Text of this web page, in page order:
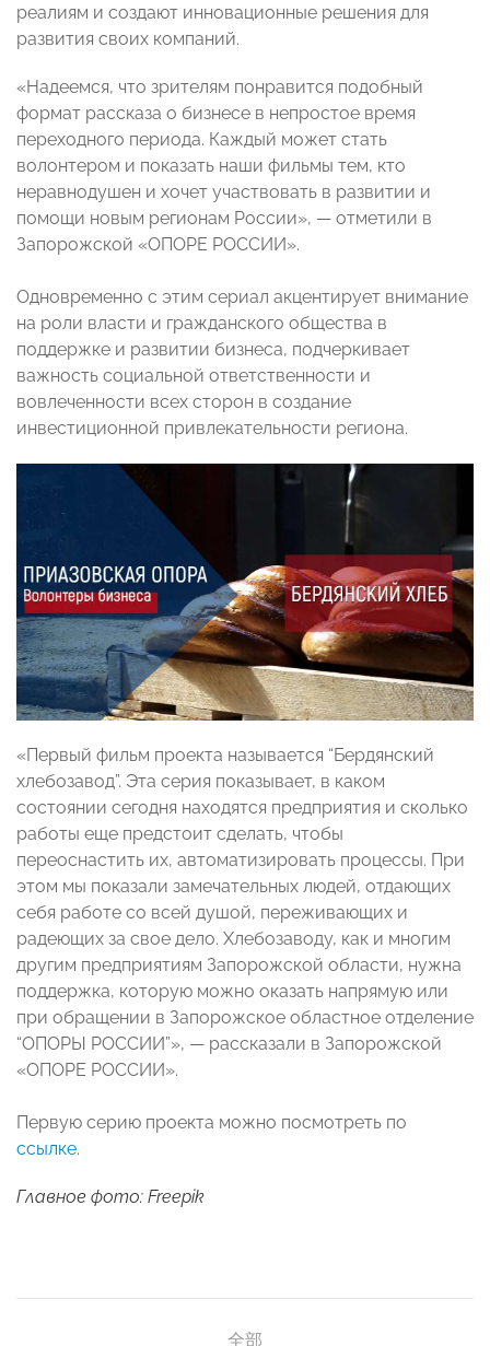
реалиям и создают инновационные решения для
развития своих компаний.
«Надеемся, что зрителям понравится подобный
формат рассказа о бизнесе в непростое время
переходного периода. Каждый может стать
волонтером и показать наши фильмы тем, кто
неравнодушен и хочет участвовать в развитии и
помощи новым регионам России», — отметили в
Запорожской «ОПОРЕ РОССИИ».
Одновременно с этим сериал акцентирует внимание
на роли власти и гражданского общества в
поддержке и развитии бизнеса, подчеркивает
важность социальной ответственности и
вовлеченности всех сторон в создание
инвестиционной привлекательности региона.
«Первый фильм проекта называется “Бердянский
хлебозавод”. Эта серия показывает, в каком
состоянии сегодня находятся предприятия и сколько
работы еще предстоит сделать, чтобы
переоснастить их, автоматизировать процессы. При
этом мы показали замечательных людей, отдающих
себя работе со всей душой, переживающих и
радеющих за свое дело. Хлебозаводу, как и многим
другим предприятиям Запорожской области, нужна
поддержка, которую можно оказать напрямую или
при обращении в Запорожское областное отделение
“ОПОРЫ РОССИИ”», — рассказали в Запорожской
«ОПОРЕ РОССИИ».
Первую серию проекта можно посмотреть по
ссылке.
Главное фото: Freepik
全部